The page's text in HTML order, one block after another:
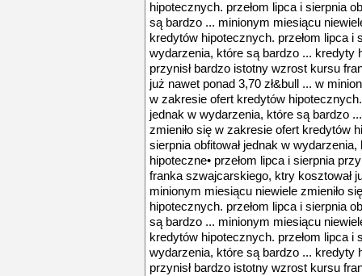
hipotecznych. przełom lipca i sierpnia
są bardzo ... minionym miesiącu
kredytów hipotecznych. przełom lipca i
wydarzenia, które są bardzo ... kredyty
przynisł bardzo istotny wzrost kursu
już nawet ponad 3,70 zł&bull ... w
w zakresie ofert kredytów
jednak w wydarzenia, które są bardzo
zmieniło się w zakresie ofert kredytów
sierpnia obfitował jednak w
hipoteczne• przełom lipca i sierpnia
franka szwajcarskiego, ktry kosztował
minionym miesiącu niewiele zmieniło
hipotecznych. przełom lipca i sierpnia
są bardzo ... minionym miesiącu
kredytów hipotecznych. przełom lipca i
wydarzenia, które są bardzo ... kredyty
przynisł bardzo istotny wzrost kursu